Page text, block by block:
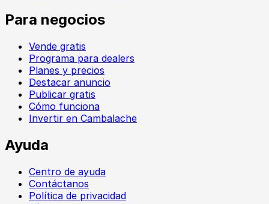
Para negocios
Vende gratis
Programa para dealers
Planes y precios
Destacar anuncio
Publicar gratis
Cómo funciona
Invertir en Cambalache
Ayuda
Centro de ayuda
Contáctanos
Política de privacidad